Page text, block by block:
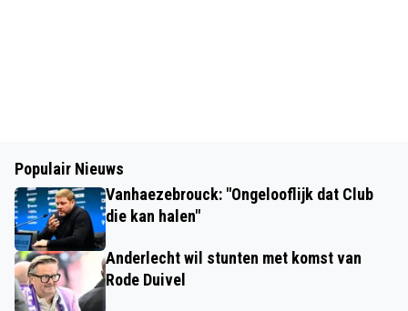
Populair Nieuws
Vanhaezebrouck: "Ongelooflijk dat Club
die kan halen"
Anderlecht wil stunten met komst van
Rode Duivel